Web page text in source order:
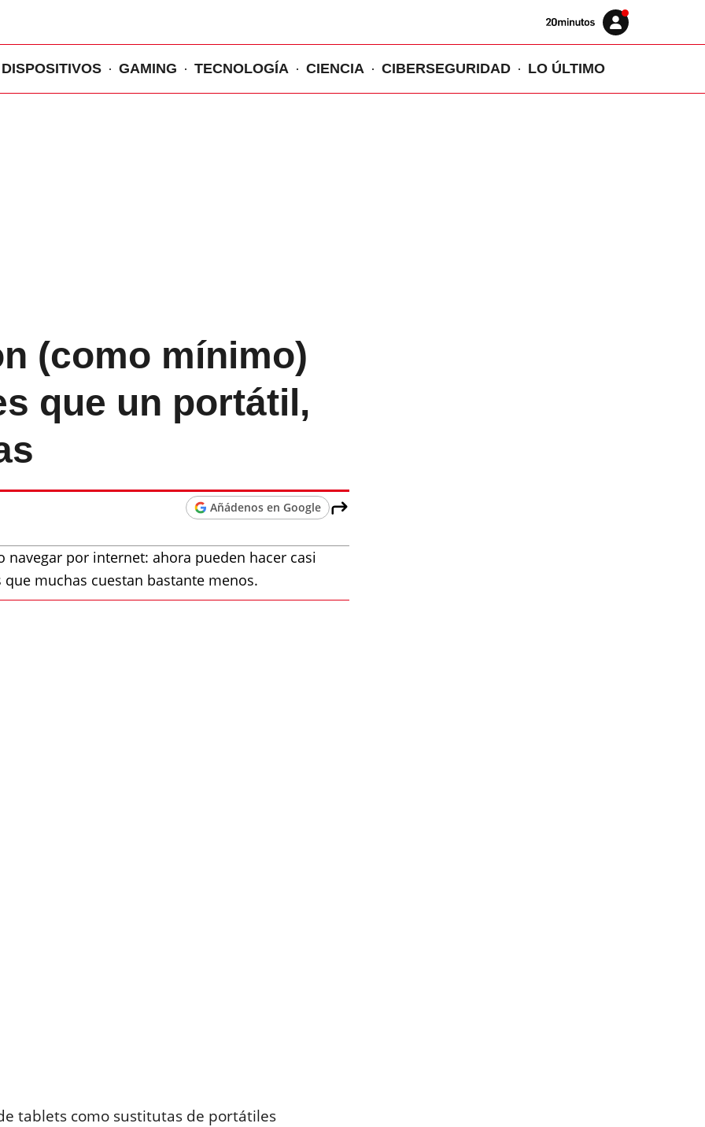
Volver
Iniciar
sesión
DISPOSITIVOS GAMING TECNOLOGÍA CIENCIA CIBERSEGURIDAD LO ÚLTIMO
(como mínimo)
que un portátil,
Añádenos en Google
navegar por internet: ahora pueden hacer casi
muchas cuestan bastante menos.
tablets como sustitutas de portátiles